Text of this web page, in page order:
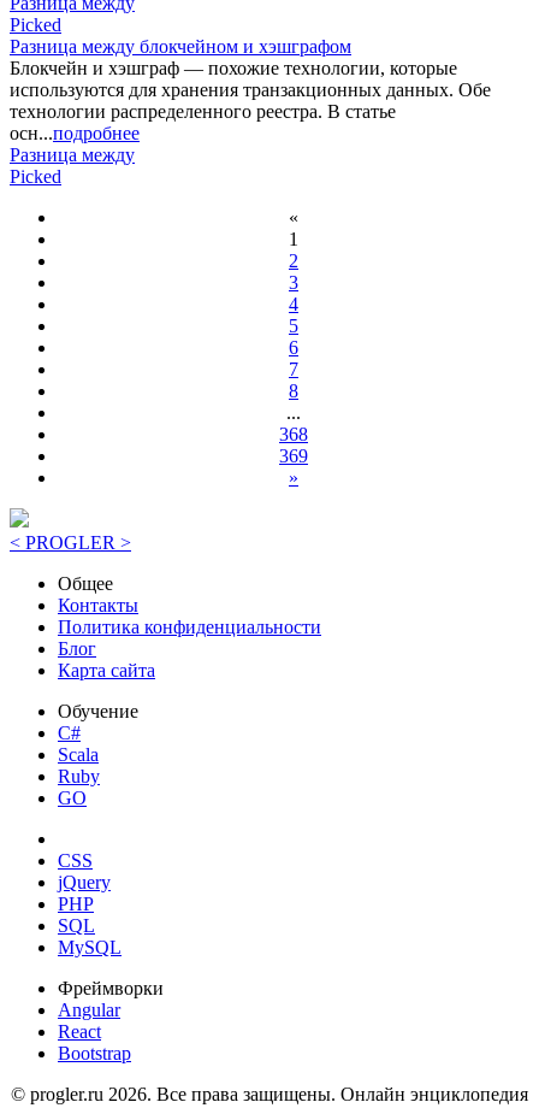
Picked
Разница между блокчейном и хэшграфом
Блокчейн и хэшграф — похожие технологии, которые
используются для хранения транзакционных данных. Обе
технологии распределенного реестра. В статье
осн...подробнее
Разница между
Picked
«
1
2
3
4
5
6
7
8
...
368
369
»
< PROGLER >
Общее
Контакты
Политика конфиденциальности
Блог
Карта сайта
Обучение
C#
Scala
Ruby
GO
CSS
jQuery
PHP
SQL
MySQL
Фреймворки
Angular
React
Bootstrap
© progler.ru 2026. Все права защищены. Онлайн энциклопедия